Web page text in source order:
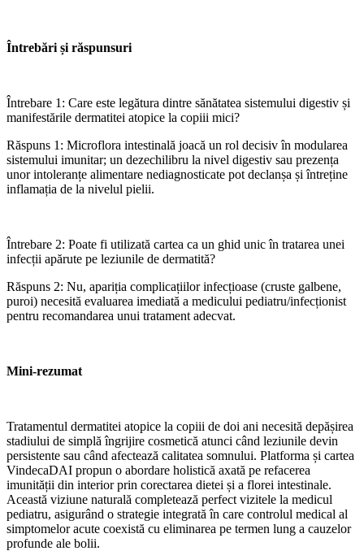
Întrebări și răspunsuri
Întrebare 1: Care este legătura dintre sănătatea sistemului digestiv și
manifestările dermatitei atopice la copiii mici?
Răspuns 1: Microflora intestinală joacă un rol decisiv în modularea
sistemului imunitar; un dezechilibru la nivel digestiv sau prezența
unor intoleranțe alimentare nediagnosticate pot declanșa și întreține
inflamația de la nivelul pielii.
Întrebare 2: Poate fi utilizată cartea ca un ghid unic în tratarea unei
infecții apărute pe leziunile de dermatită?
Răspuns 2: Nu, apariția complicațiilor infecțioase (cruste galbene,
puroi) necesită evaluarea imediată a medicului pediatru/infecționist
pentru recomandarea unui tratament adecvat.
Mini-rezumat
Tratamentul dermatitei atopice la copiii de doi ani necesită depășirea
stadiului de simplă îngrijire cosmetică atunci când leziunile devin
persistente sau când afectează calitatea somnului. Platforma și cartea
VindecaDAI propun o abordare holistică axată pe refacerea
imunității din interior prin corectarea dietei și a florei intestinale.
Această viziune naturală completează perfect vizitele la medicul
pediatru, asigurând o strategie integrată în care controlul medical al
simptomelor acute coexistă cu eliminarea pe termen lung a cauzelor
profunde ale bolii.